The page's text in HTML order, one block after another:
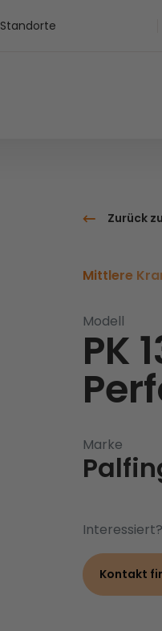
Standorte
Zurück
Mittlere
Modell
PK
Marke
Interessiert?
Kontakt